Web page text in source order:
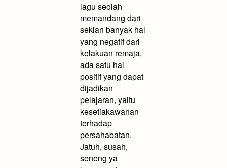
lagu seolah
memandang dari
sekian banyak hal
yang negatif dari
kelakuan remaja,
ada satu hal
positif yang dapat
dijadikan
pelajaran, yaitu
kesetiakawanan
terhadap
persahabatan.
Jatuh, susah,
seneng ya